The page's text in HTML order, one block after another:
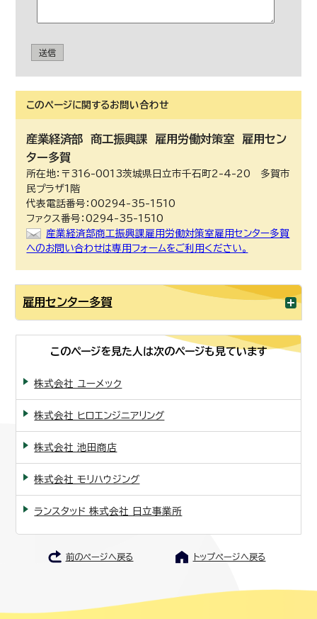
送信
このページに関するお問い合わせ
産業経済部商工振興課 雇用労働対策室 雇用セン
ター多賀
所在地：〒316-0013茨城県日立市千石町2-4-20 多賀市
民プラザ1階
代表電話番号：00294-35-1510
ファクス番号：0294-35-1510
産業経済部商工振興課雇用労働対策室雇用センター多賀
へのお問い合わせは専用フォームをご利用ください。
雇用センター多賀
このページを見た人は次のページも見ています
株式会社 ユーメック
株式会社 ヒロエンジニアリング
株式会社 池田商店
株式会社 モリハウジング
ランスタッド 株式会社 日立事業所
前のページへ戻る トップページへ戻る